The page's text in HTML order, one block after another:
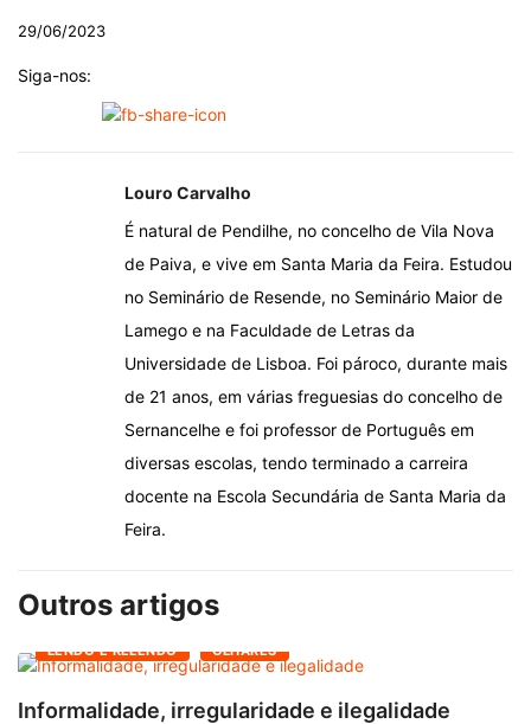
29/06/2023
Siga-nos:
Louro Carvalho
É natural de Pendilhe, no concelho de Vila Nova
de Paiva, e vive em Santa Maria da Feira. Estudou
no Seminário de Resende, no Seminário Maior de
Lamego e na Faculdade de Letras da
Universidade de Lisboa. Foi pároco, durante mais
de 21 anos, em várias freguesias do concelho de
Sernancelhe e foi professor de Português em
diversas escolas, tendo terminado a carreira
docente na Escola Secundária de Santa Maria da
Feira.
Outros artigos
LENDO E RELENDO OLHARES
Informalidade, irregularidade e ilegalidade